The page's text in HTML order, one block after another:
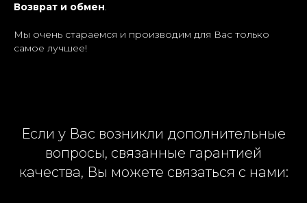
Возврат и обмен.
Мы очень стараемся и производим для Вас только
самое лучшее!
Если у Вас возникли дополнительные
вопросы, связанные гарантией
качества, Вы можете связаться с нами: